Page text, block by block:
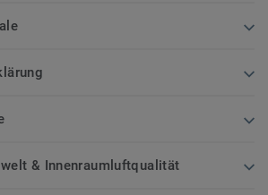
& Innenraumluftqualität